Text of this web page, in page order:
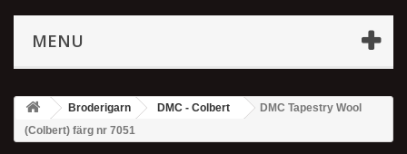
MENU
Broderigarn DMC - Colbert
DMC Tapestry Wool
(Colbert) färg nr 7051